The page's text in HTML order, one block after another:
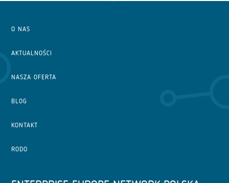
O NAS
AKTUALNOŚCI
NASZA OFERTA
BLOG
KONTAKT
RODO